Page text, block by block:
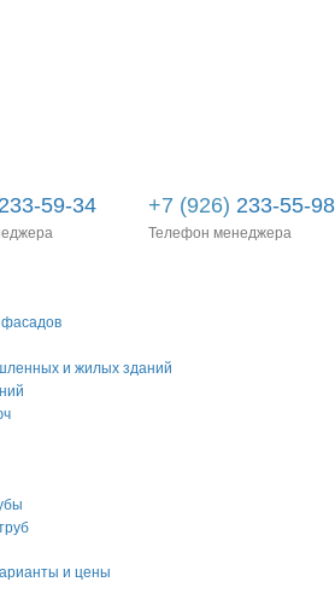
233-59-34 +7 (926) 233-55-98
Телефон менеджера
и жилых зданий
и цены